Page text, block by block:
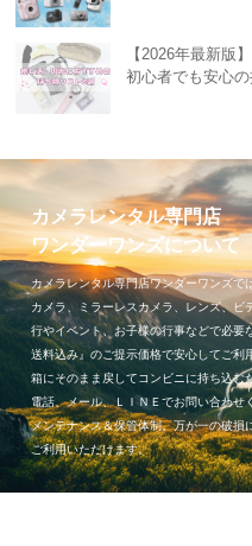
【2026年最新版
初心者でも安心
カメラレンタル専門店
ワンダーワンズについて
カメラレンタル専門店ワンダーワンズ
カメラ、ミラーレスカメラ、レンズ、
行やイベント、お子様の行事などで必要
送料込み』のご提示価格で安心してご利
箱にそのまま戻してコンビニに持ち込む
電話、メール、ＬＩＮＥでお問い合わせ
メンテナンス＆保管体制。万が一の破
ご利用いただけます。